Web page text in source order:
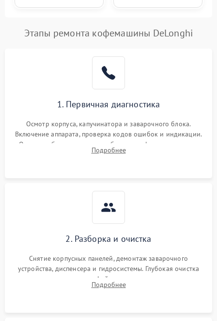
Этапы ремонта кофемашины DeLonghi
1. Первичная диагностика
Осмотр корпуса, капучинатора и заварочного блока.
Включение аппарата, проверка кодов ошибок и индикации.
Оценка работы помпы, термоблока и кофемолки на слух.
Измерение температуры и давления воды для выявления
Подробнее
2. Разборка и очистка
Снятие корпусных панелей, демонтаж заварочного
устройства, диспенсера и гидросистемы. Глубокая очистка
внутренних узлов от кофейных масел, жмыха и накипи.
Промывка дренажных каналов и фильтров с использованием
Подробнее